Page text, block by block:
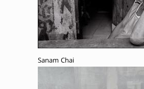
Sanam Chai